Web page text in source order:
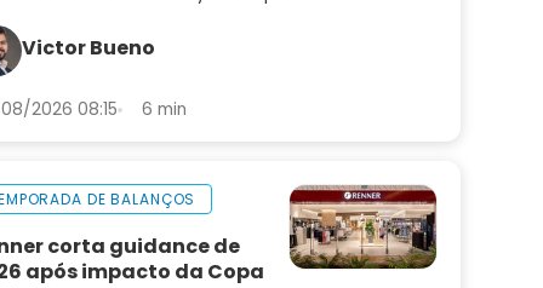
pagadoras sustentáveis de
Victor Bueno
2026 08:15 6 min
DE BALANÇOS
corta guidance de
após impacto da Copa